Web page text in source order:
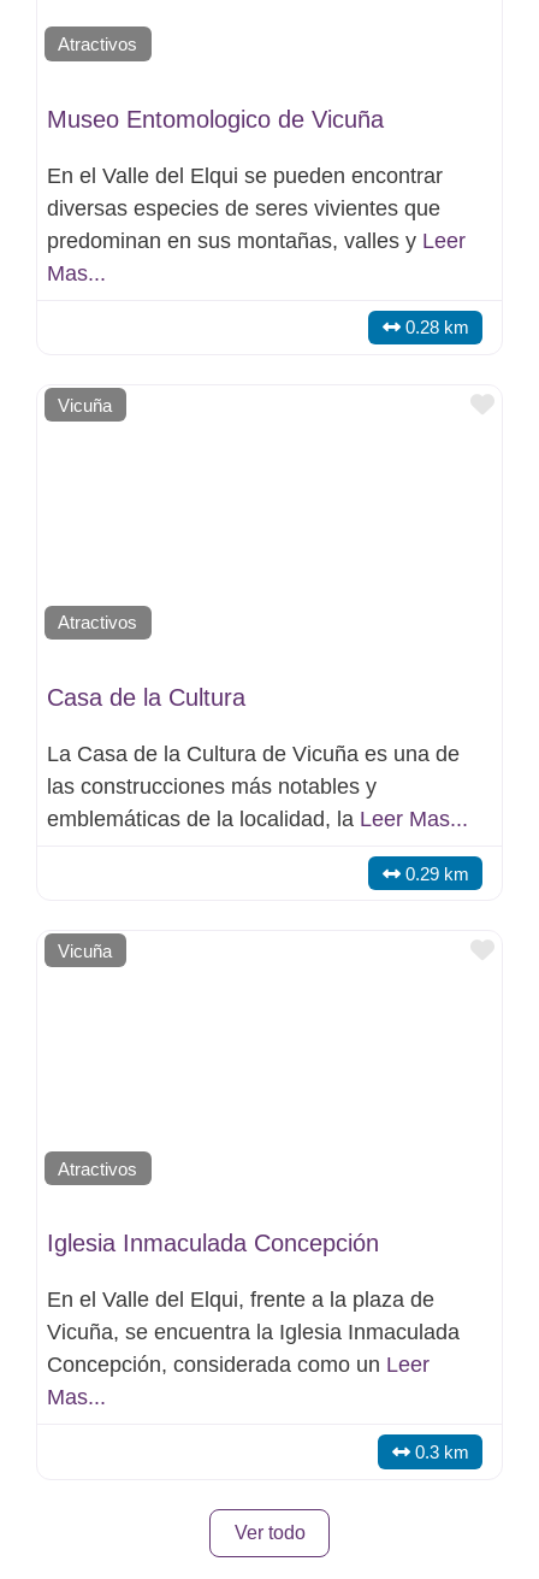
Atractivos
Museo Entomologico de Vicuña
En el Valle del Elqui se pueden encontrar
diversas especies de seres vivientes que
predominan en sus montañas, valles y Leer
Mas...
0.28 km
Vicuña
Atractivos
Casa de la Cultura
La Casa de la Cultura de Vicuña es una de
las construcciones más notables y
emblemáticas de la localidad, la Leer Mas...
0.29 km
Vicuña
Atractivos
Iglesia Inmaculada Concepción
En el Valle del Elqui, frente a la plaza de
Vicuña, se encuentra la Iglesia Inmaculada
Concepción, considerada como un Leer
Mas...
0.3 km
Ver todo